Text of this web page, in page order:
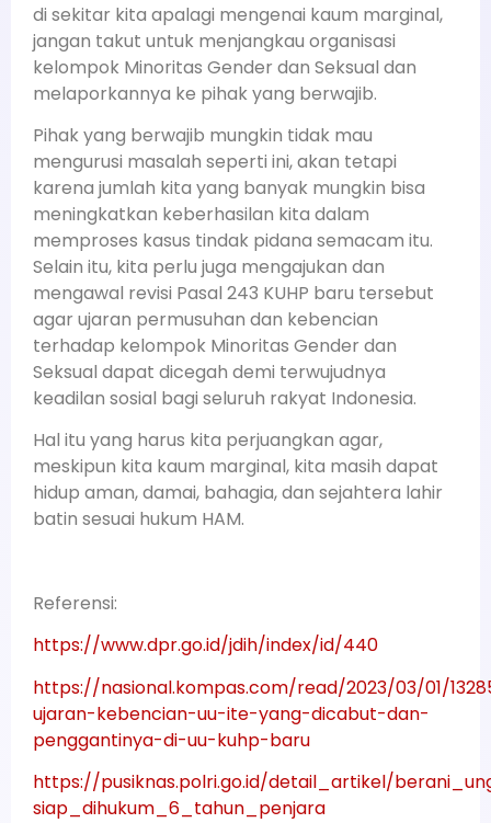
di sekitar kita apalagi mengenai kaum marginal,
jangan takut untuk menjangkau organisasi
kelompok Minoritas Gender dan Seksual dan
melaporkannya ke pihak yang berwajib.
Pihak yang berwajib mungkin tidak mau
mengurusi masalah seperti ini, akan tetapi
karena jumlah kita yang banyak mungkin bisa
meningkatkan keberhasilan kita dalam
memproses kasus tindak pidana semacam itu.
Selain itu, kita perlu juga mengajukan dan
mengawal revisi Pasal 243 KUHP baru tersebut
agar ujaran permusuhan dan kebencian
terhadap kelompok Minoritas Gender dan
Seksual dapat dicegah demi terwujudnya
keadilan sosial bagi seluruh rakyat Indonesia.
Hal itu yang harus kita perjuangkan agar,
meskipun kita kaum marginal, kita masih dapat
hidup aman, damai, bahagia, dan sejahtera lahir
batin sesuai hukum HAM.
Referensi:
https://www.dpr.go.id/jdih/index/id/440
https://nasional.kompas.com/read/2023/03/01/
ujaran-kebencian-uu-ite-yang-dicabut-dan-
penggantinya-di-uu-kuhp-baru
https://pusiknas.polri.go.id/detail_artikel/
siap_dihukum_6_tahun_penjara